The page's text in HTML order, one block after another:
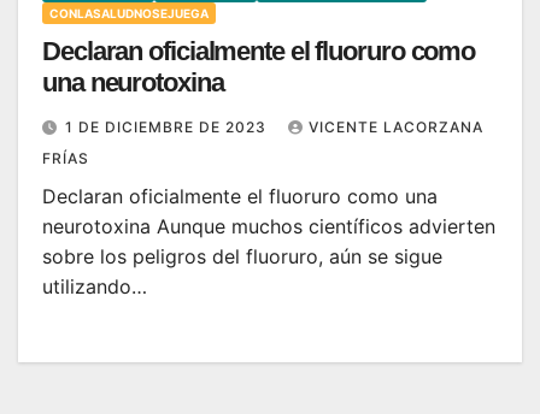
CONLASALUDNOSEJUEGA
Declaran oficialmente el fluoruro como
una neurotoxina
1 DE DICIEMBRE DE 2023
VICENTE LACORZANA
FRÍAS
Declaran oficialmente el fluoruro como una
neurotoxina Aunque muchos científicos advierten
sobre los peligros del fluoruro, aún se sigue
utilizando…